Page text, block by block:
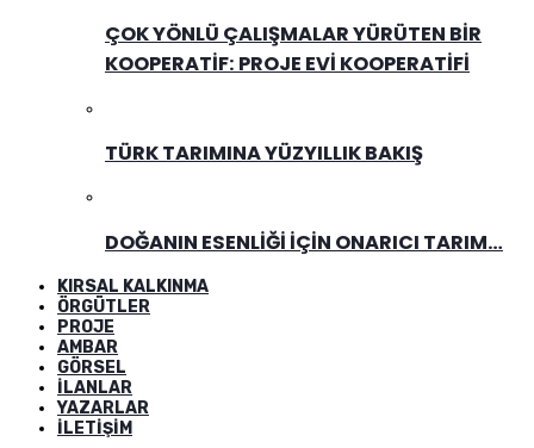
ÇOK YÖNLÜ ÇALIŞMALAR YÜRÜTEN BIR
KOOPERATIF: PROJE EVI KOOPERATIFI
TÜRK TARIMINA YÜZYILLIK BAKIŞ
DOĞANIN ESENLIĞI İÇIN ONARICI TARIM…
KIRSAL KALKINMA
ÖRGÜTLER
PROJE
AMBAR
GÖRSEL
İLANLAR
YAZARLAR
İLETIŞIM